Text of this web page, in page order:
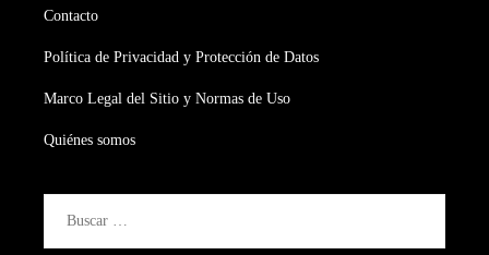
Contacto
Política de Privacidad y Protección de Datos
Marco Legal del Sitio y Normas de Uso
Quiénes somos